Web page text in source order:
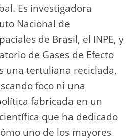
Es investigadora
Nacional de
de Brasil, el INPE, y
de Gases de Efecto
una tertuliana reciclada,
foco ni una
fabricada en un
que ha dedicado
uno de los mayores